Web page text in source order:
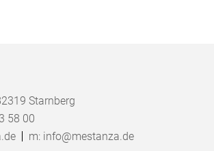
Starnberg
58 00
m: info@mestanza.de